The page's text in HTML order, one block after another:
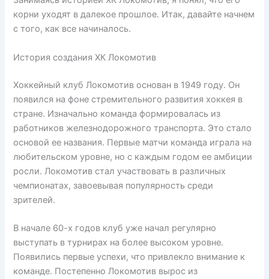
корни уходят в далекое прошлое. Итак, давайте начнем
с того, как все начиналось.
История создания ХК Локомотив
Хоккейный клуб Локомотив основан в 1949 году. Он
появился на фоне стремительного развития хоккея в
стране. Изначально команда формировалась из
работников железнодорожного транспорта. Это стало
основой ее названия. Первые матчи команда играла на
любительском уровне, но с каждым годом ее амбиции
росли. Локомотив стал участвовать в различных
чемпионатах, завоевывая популярность среди
зрителей.
В начале 60-х годов клуб уже начал регулярно
выступать в турнирах на более высоком уровне.
Появились первые успехи, что привлекло внимание к
команде. Постепенно Локомотив вырос из